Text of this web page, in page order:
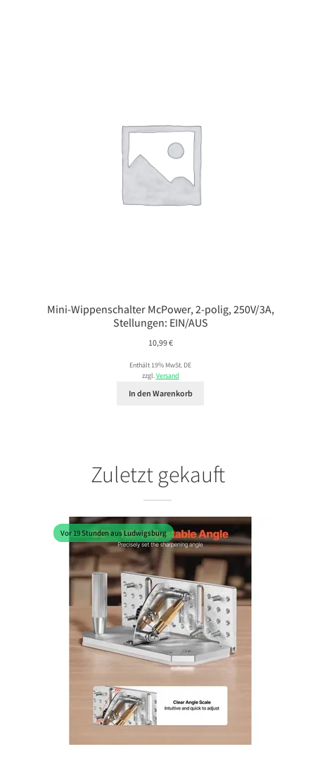
Mini-Wippenschalter McPower, 2-polig, 250V/3A,
Stellungen: EIN/AUS
10,99€
Enthält 19% MwSt. DE
zzgl.Versand
In den Warenkorb
Zuletzt gekauft
Vor 19 Stunden aus Ludwigsburg